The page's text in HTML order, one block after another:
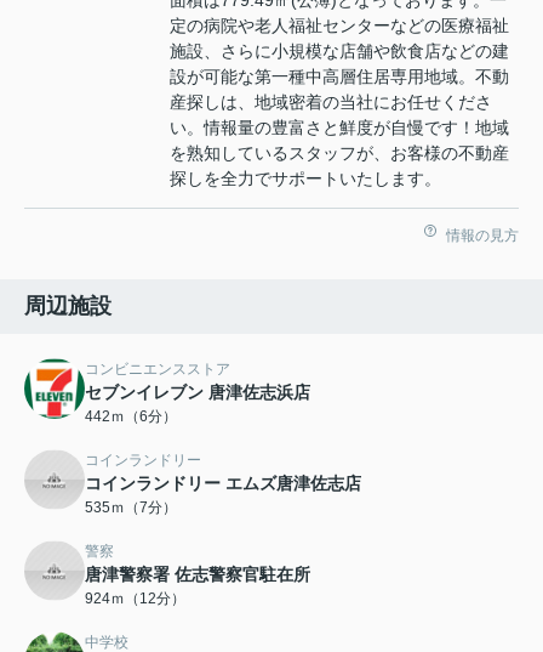
定の病院や老人福祉センターなどの医療福祉
施設、さらに小規模な店舗や飲食店などの建
設が可能な第一種中高層住居専用地域。不動
産探しは、地域密着の当社にお任せくださ
い。情報量の豊富さと鮮度が自慢です！地域
を熟知しているスタッフが、お客様の不動産
探しを全力でサポートいたします。
情報の見方
周辺施設
コンビニエンスストア
セブンイレブン 唐津佐志浜店
442ｍ（6分）
コインランドリー
コインランドリー エムズ唐津佐志店
535ｍ（7分）
警察
唐津警察署 佐志警察官駐在所
924ｍ（12分）
中学校